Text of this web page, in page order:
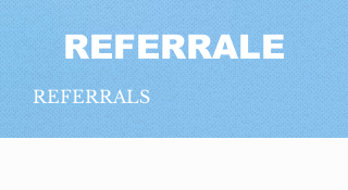
REFERRALE
REFERRALS